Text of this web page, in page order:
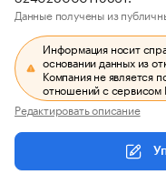
Данные получены из
Информация носит
основании данных из
Компания не является
отношений с сервисом
Редактировать описание